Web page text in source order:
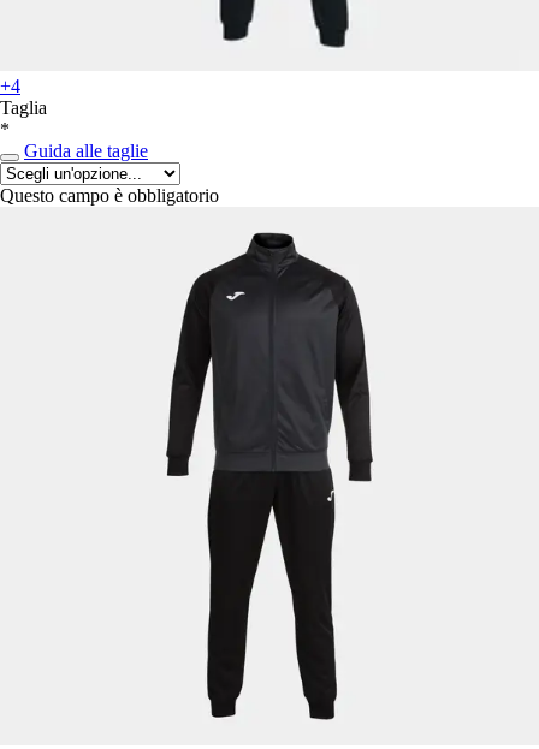
+4
Taglia
*
Guida alle taglie
Questo campo è obbligatorio